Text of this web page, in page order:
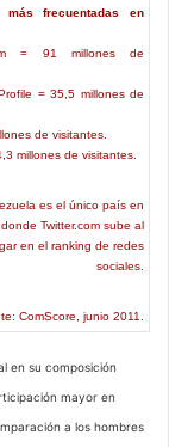
más frecuentadas en
= 91 millones de
= 35,5 millones de
de visitantes.
millones de visitantes.
es el único país en
Twitter.com sube al
en el ranking de redes
sociales.
ComScore, junio 2011.
en su composición
mayor en
a los hombres